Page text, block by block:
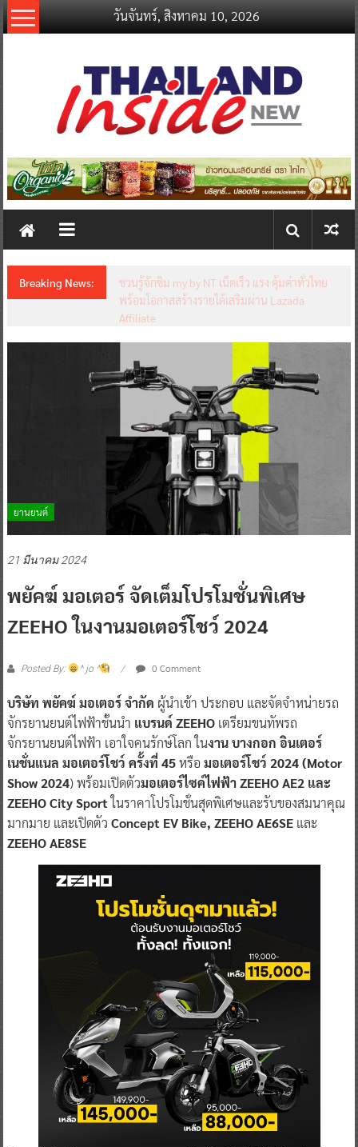
Skip
to
วันจันทร์, สิงหาคม 10, 2026
thailandinsidenew.com
Thailand
New
Breaking News:
ชวนรู้จักซิม my by NT เน็ตเร็ว แรง คุ้มค่าทั่วไทย
พร้อมโอกาสสร้างรายได้เสริมผ่าน Lazada
Affiliate
ยานยนต์
21 มีนาคม 2024
พยัคฆ์ มอเตอร์ จัดเต็มโปรโมชั่นพิเศษ
ZEEHO ในงานมอเตอร์โชว์ 2024
Posted By: ^ jo ^ 0 Comment
บริษัท พยัคฆ์ มอเตอร์ จำกัด ผู้นำเข้า ประกอบ และจัดจำหน่ายรถ
จักรยานยนต์ไฟฟ้าชั้นนำ แบรนด์ ZEEHO เตรียมขนทัพรถ
จักรยานยนต์ไฟฟ้า เอาใจคนรักษ์โลก ในงาน บางกอก อินเตอร์
เนชั่นแนล มอเตอร์โชว์ ครั้งที่ 45หรือ มอเตอร์โชว์ 2024 (Motor
Show 2024) พร้อมเปิดตัวมอเตอร์ไซค์ไฟฟ้า ZEEHO AE2 และ
ZEEHO City Sportในราคาโปรโมชั่นสุดพิเศษและรับของสมนาคุณ
มากมาย และเปิดตัว Concept EV Bike, ZEEHO AE6SE และ
ZEEHO AE8SE